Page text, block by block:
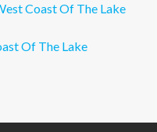
Coast Of The Lake
Of The Lake